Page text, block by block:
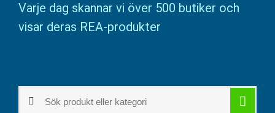
Varje dag skannar vi över 500 butiker och
visar deras REA-produkter